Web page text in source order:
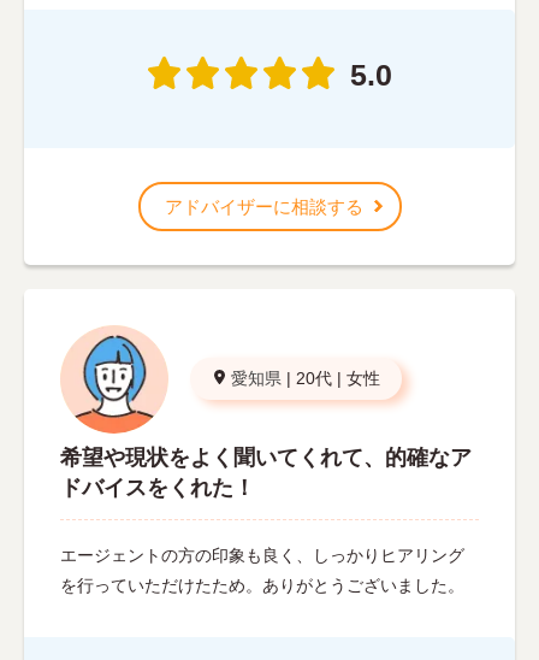
5.0
アドバイザーに相談する
愛知県 | 20代 | 女性
希望や現状をよく聞いてくれて、的確なア
ドバイスをくれた！
エージェントの方の印象も良く、しっかりヒアリング
を行っていただけたため。ありがとうございました。